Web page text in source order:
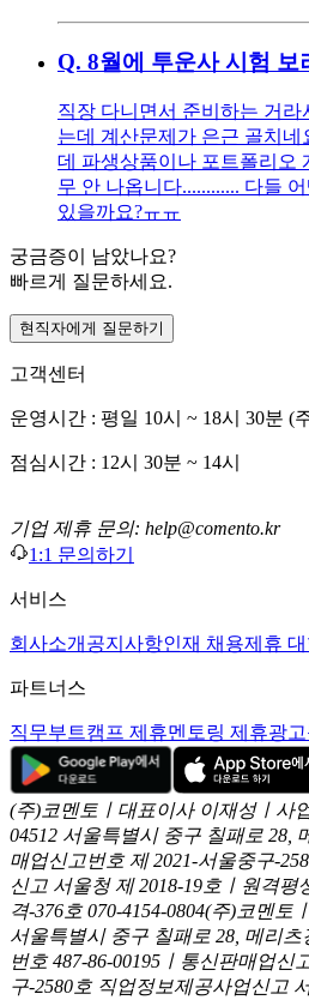
Q. 8월에 투운사 시험 보
직장 다니면서 준비하는 거라
는데 계산문제가 은근 골치
데 파생상품이나 포트폴리오
무 안 나옵니다............ 다들
있을까요?ㅠㅠ
궁금증이 남았나요?
빠르게 질문하세요.
현직자에게 질문하기
고객센터
운영시간 : 평일 10시 ~ 18시 30분 (
점심시간 : 12시 30분 ~ 14시
기업 제휴 문의: help@comento.kr
1:1 문의하기
서비스
회사소개 공지사항인재 채용제휴
파트너스
직무부트캠프 제휴멘토링 제휴광고
(주)코멘토ㅣ대표이사 이재성ㅣ사
04512 서울특별시 중구 칠패로 28,
매업신고번호 제 2021-서울중구-
신고 서울청 제 2018-19호ㅣ원격평
격-376호 070-4154-0804(주)코멘토
서울특별시 중구 칠패로 28, 메리츠
번호 487-86-00195ㅣ통신판매업신
구-2580호 직업정보제공사업신고